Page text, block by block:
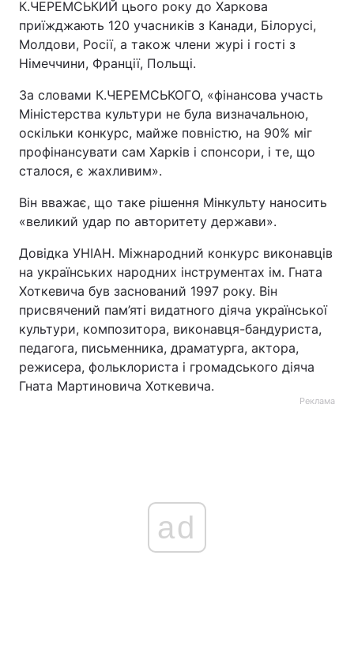
К.ЧЕРЕМСЬКИЙ цього року до Харкова
приїжджають 120 учасників з Канади, Білорусі,
Молдови, Росії, а також члени журі і гості з
Німеччини, Франції, Польщі.
За словами К.ЧЕРЕМСЬКОГО, «фінансова участь
Міністерства культури не була визначальною,
оскільки конкурс, майже повністю, на 90% міг
профінансувати сам Харків і спонсори, і те, що
сталося, є жахливим».
Він вважає, що таке рішення Мінкульту наносить
«великий удар по авторитету держави».
Довідка УНІАН. Міжнародний конкурс виконавців
на українських народних інструментах ім. Гната
Хоткевича був заснований 1997 року. Він
присвячений пам’яті видатного діяча української
культури, композитора, виконавця-бандуриста,
педагога, письменника, драматурга, актора,
режисера, фольклориста і громадського діяча
Гната Мартиновича Хоткевича.
Реклама
ad